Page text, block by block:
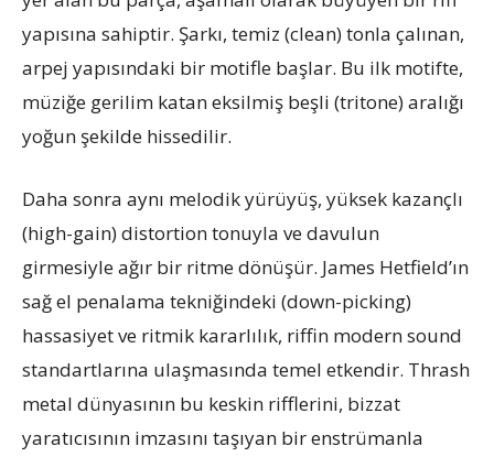
yapısına sahiptir. Şarkı, temiz (clean) tonla çalınan,
arpej yapısındaki bir motifle başlar. Bu ilk motifte,
müziğe gerilim katan eksilmiş beşli (tritone) aralığı
yoğun şekilde hissedilir.
Daha sonra aynı melodik yürüyüş, yüksek kazançlı
(high-gain) distortion tonuyla ve davulun
girmesiyle ağır bir ritme dönüşür. James Hetfield’ın
sağ el penalama tekniğindeki (down-picking)
hassasiyet ve ritmik kararlılık, riffin modern sound
standartlarına ulaşmasında temel etkendir. Thrash
metal dünyasının bu keskin rifflerini, bizzat
yaratıcısının imzasını taşıyan bir enstrümanla